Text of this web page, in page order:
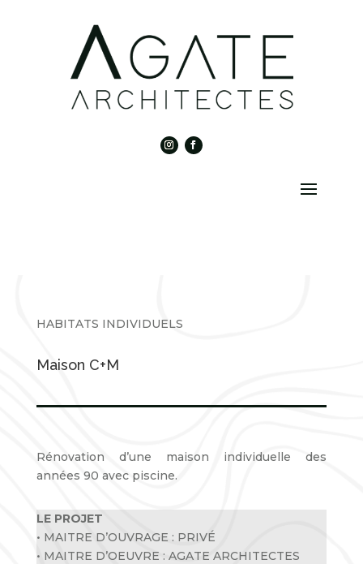
HABITATS INDIVIDUELS
Maison C+M
Rénovation d’une maison individuelle des
années 90 avec piscine.
LE PROJET
• MAITRE D’OUVRAGE : PRIVÉ
• MAITRE D’OEUVRE : AGATE ARCHITECTES